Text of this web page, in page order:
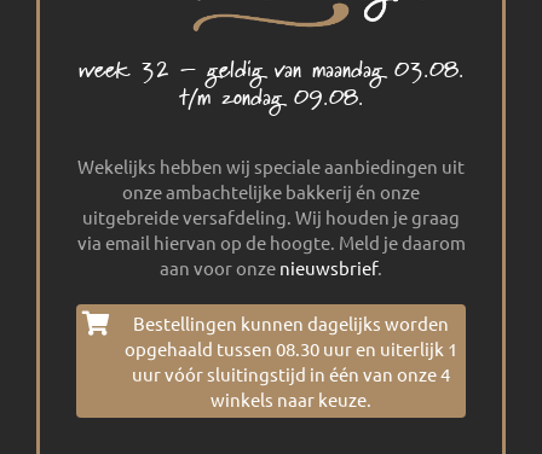
week 32 – geldig van maandag 03.08.
t/m zondag 09.08.
Wekelijks hebben wij speciale aanbiedingen uit
onze ambachtelijke bakkerij én onze
uitgebreide versafdeling. Wij houden je graag
via email hiervan op de hoogte. Meld je daarom
aan voor onze nieuwsbrief.
Bestellingen kunnen dagelijks worden
opgehaald tussen 08.30 uur en uiterlijk 1
uur vóór sluitingstijd in één van onze 4
winkels naar keuze.